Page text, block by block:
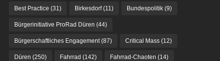
Best Practice (31) Birkesdorf(11) Bundespolitik(9)
Bürgerinitiative ProRad Düren (44)
Bürgerschaftliches Engagement(87) Critical Mass(12)
Düren (250) Fahrrad (142) Fahrrad-Chaoten (14)